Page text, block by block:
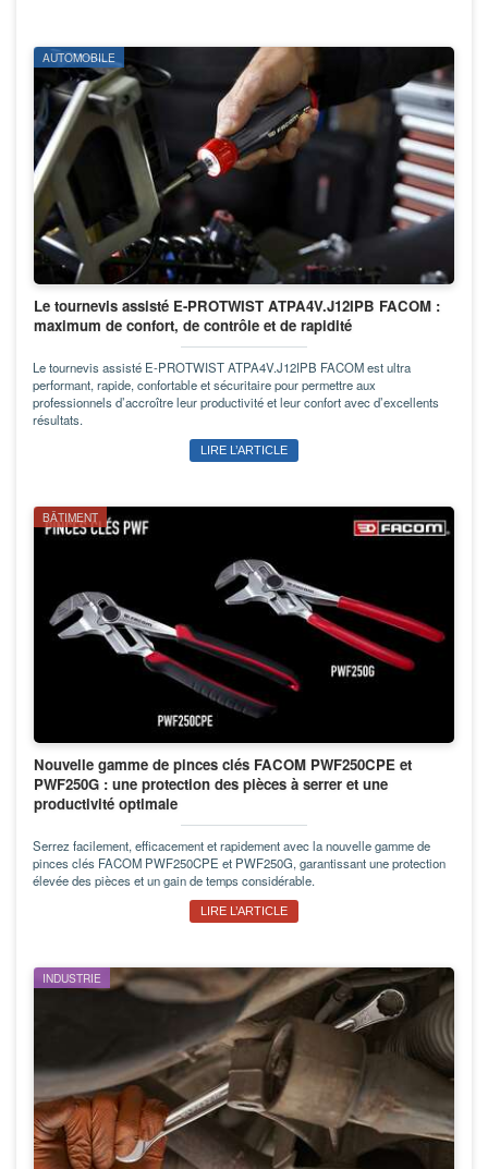
AUTOMOBILE
Le tournevis assisté E-PROTWIST ATPA4V.J12IPB FACOM :
maximum de confort, de contrôle et de rapidité
Le tournevis assisté E-PROTWIST ATPA4V.J12IPB FACOM est ultra
performant, rapide, confortable et sécuritaire pour permettre aux
professionnels d’accroître leur productivité et leur confort avec d’excellents
résultats.
LIRE L’ARTICLE
BÂTIMENT
Nouvelle gamme de pinces clés FACOM PWF250CPE et
PWF250G : une protection des pièces à serrer et une
productivité optimale
Serrez facilement, efficacement et rapidement avec la nouvelle gamme de
pinces clés FACOM PWF250CPE et PWF250G, garantissant une protection
élevée des pièces et un gain de temps considérable.
LIRE L’ARTICLE
INDUSTRIE